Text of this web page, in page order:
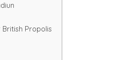
British Propolis